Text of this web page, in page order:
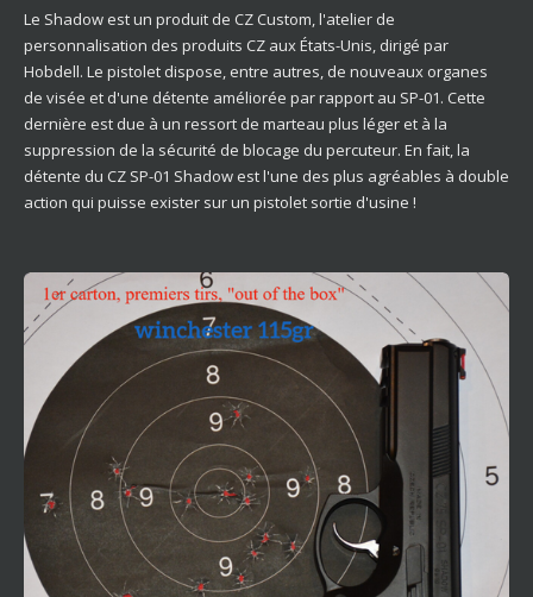
Le Shadow est un produit de CZ Custom, l'atelier de
personnalisation des produits CZ aux États-Unis, dirigé par
Hobdell. Le pistolet dispose, entre autres, de nouveaux organes
de visée et d'une détente améliorée par rapport au SP-01. Cette
dernière est due à un ressort de marteau plus léger et à la
suppression de la sécurité de blocage du percuteur. En fait, la
détente du CZ SP-01 Shadow est l'une des plus agréables à double
action qui puisse exister sur un pistolet sortie d'usine !